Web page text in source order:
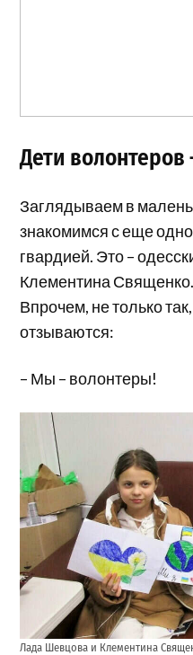
Дети
Заглядываем в
знакомимся с еще
гвардией. Это –
Клементина
Впрочем, не только
отзываются:
– Мы – волонтеры!
Лада Шевцова и Клементина